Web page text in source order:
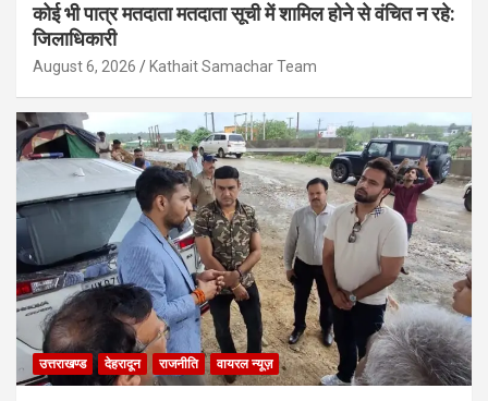
कोई भी पात्र मतदाता मतदाता सूची में शामिल होने से वंचित न रहे:
जिलाधिकारी
August 6, 2026 Kathait Samachar Team
उत्तराखण्ड देहरादून राजनीति वायरल न्यूज़